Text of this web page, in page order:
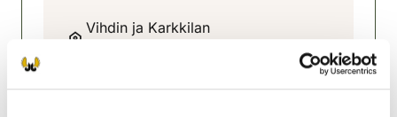
Vihdin ja Karkkilan
040-584 3831